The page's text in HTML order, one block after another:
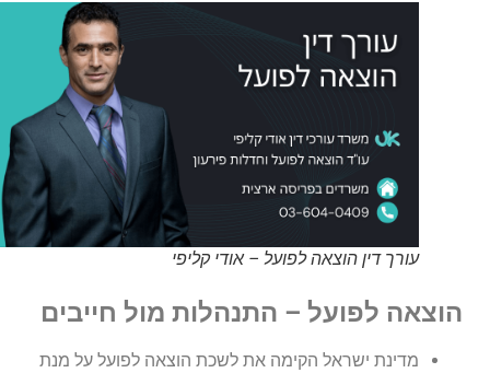
עורך דין הוצאה לפועל – אודי קליפי
הוצאה לפועל – התנהלות מול חייבים
מדינת ישראל הקימה את לשכת הוצאה לפועל על מנת